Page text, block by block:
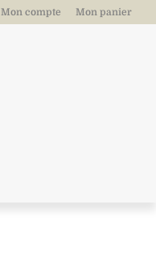
Mon compte Mon panier